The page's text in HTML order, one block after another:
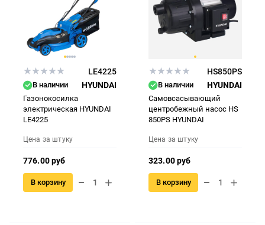
LE4225
В наличии HYUNDAI
Газонокосилка
электрическая HYUNDAI
LE4225
Цена за штуку
776.00 руб
В корзину
HS850PS
В наличии HYUNDAI
Самовсасывающий
центробежный насос HS
850PS HYUNDAI
Цена за штуку
323.00 руб
В корзину